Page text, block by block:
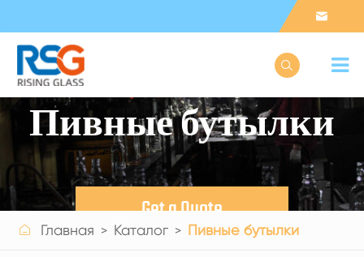


Пивные бутылки
Get a Quote
 Главная Каталог Пивные бутылки